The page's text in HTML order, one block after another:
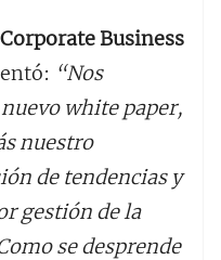
Business
“Nos
white paper,
nuestro
de tendencias y
gestión de la
se desprende